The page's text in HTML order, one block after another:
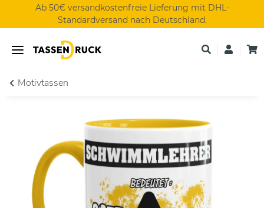
Ab 50€ versandkostenfreie Lieferung mit DHL-
Standardversand nach Deutschland.
Motivtassen